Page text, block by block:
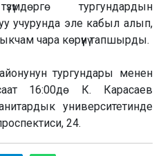
тургундардын
учурунда эле кабыл алып,
чара көрүүнү тапшырды.
тургундары менен
16:00дө К. Карасаев
университетинде
24.